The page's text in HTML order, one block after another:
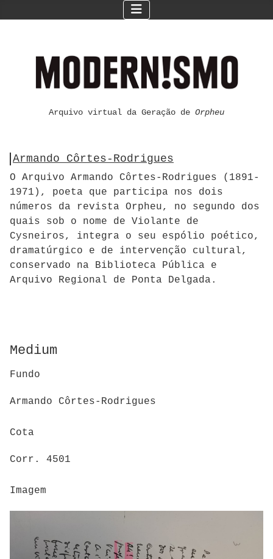
Arquivo virtual da Geração de Orpheu
Armando Côrtes-Rodrigues
O Arquivo Armando Côrtes-Rodrigues (1891-
1971), poeta que participa nos dois
números da revista Orpheu, no segundo dos
quais sob o nome de Violante de
Cysneiros, integra o seu espólio poético,
dramatúrgico e de intervenção cultural,
conservado na Biblioteca Pública e
Arquivo Regional de Ponta Delgada.
Medium
Fundo
Armando Côrtes-Rodrigues
Cota
Corr. 4501
Imagem